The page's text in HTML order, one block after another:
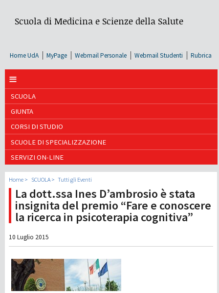
Scuola di Medicina e Scienze della Salute
Home UdA MyPage Webmail Personale Webmail Studenti Rubrica
≡
SCUOLA
GIUNTA
CORSI DI STUDIO
SCUOLE DI SPECIALIZZAZIONE
SERVIZI ON-LINE
Home SCUOLA Tutti gli Eventi
La dott.ssa Ines D’ambrosio è stata
insignita del premio “Fare e conoscere
la ricerca in psicoterapia cognitiva”
10 Luglio 2015